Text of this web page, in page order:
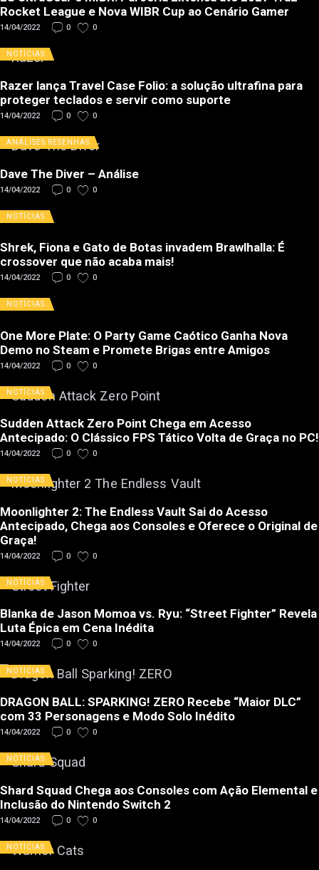
Rocket League e Nova WIBR Cup ao Cenário Gamer
14/04/2022 0 0
NOTÍCIAS
Razer lança Travel Case Folio: a solução ultrafina para
proteger teclados e servir como suporte
14/04/2022 0 0
ANÁLISES RESENHAS
Dave The Diver – Análise
14/04/2022 0 0
NOTÍCIAS
Shrek, Fiona e Gato de Botas invadem Brawlhalla: É
crossover que não acaba mais!
14/04/2022 0 0
NOTÍCIAS
One More Plate: O Party Game Caótico Ganha Nova
Demo no Steam e Promete Brigas entre Amigos
14/04/2022 0 0
NOTÍCIAS
Sudden Attack Zero Point Chega em Acesso
Antecipado: O Clássico FPS Tático Volta de Graça no PC!
14/04/2022 0 0
NOTÍCIAS
Moonlighter 2: The Endless Vault Sai do Acesso
Antecipado, Chega aos Consoles e Oferece o Original de
Graça!
14/04/2022 0 0
NOTÍCIAS
Blanka de Jason Momoa vs. Ryu: “Street Fighter” Revela
Luta Épica em Cena Inédita
14/04/2022 0 0
NOTÍCIAS
DRAGON BALL: SPARKING! ZERO Recebe “Maior DLC”
com 33 Personagens e Modo Solo Inédito
14/04/2022 0 0
NOTÍCIAS
Shard Squad Chega aos Consoles com Ação Elemental e
Inclusão do Nintendo Switch 2
14/04/2022 0 0
NOTÍCIAS